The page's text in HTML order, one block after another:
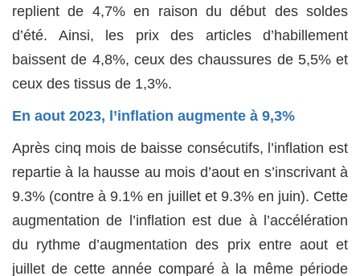
replient de 4,7% en raison du début des soldes
d’été. Ainsi, les prix des articles d’habillement
baissent de 4,8%, ceux des chaussures de 5,5% et
ceux des tissus de 1,3%.
En aout 2023, l’inflation augmente à 9,3%
Après cinq mois de baisse consécutifs, l’inflation est
repartie à la hausse au mois d’aout en s’inscrivant à
9.3% (contre à 9.1% en juillet et 9.3% en juin). Cette
augmentation de l’inflation est due à l’accélération
du rythme d’augmentation des prix entre aout et
juillet de cette année comparé à la même période